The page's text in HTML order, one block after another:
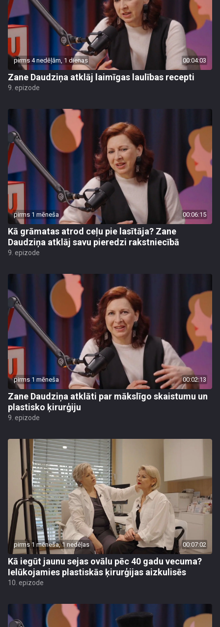
pirms 4 nedēļām, 1 dienas 00:04:03
Zane Daudziņa atklāj laimīgas laulības recepti
9. epizode
pirms 1 mēneša 00:06:15
Kā grāmatas atrod ceļu pie lasītāja? Zane
Daudziņa atklāj savu pieredzi rakstniecībā
9. epizode
pirms 1 mēneša 00:02:13
Zane Daudziņa atklāti par mākslīgo skaistumu un
plastisko ķirurģiju
9. epizode
pirms 1 mēneša, 1 nedēļas 00:07:02
Kā iegūt jaunu sejas ovālu pēc 40 gadu vecuma?
Ielūkojamies plastiskās ķirurģijas aizkulisēs
10. epizode